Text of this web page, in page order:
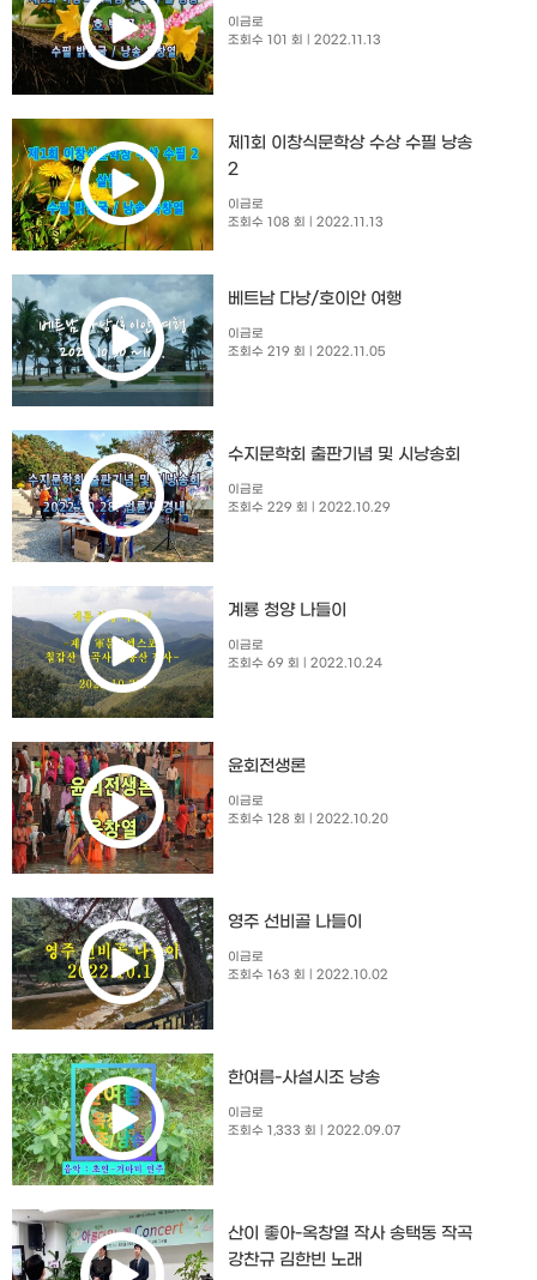
이금로
조회수 101 회
| 2022.11.13
제1회 이창식문학상 수상 수필 낭송
2
이금로
조회수 108 회
| 2022.11.13
베트남 다낭/호이안 여행
이금로
조회수 219 회
| 2022.11.05
수지문학회 출판기념 및 시낭송회​
이금로
조회수 229 회
| 2022.10.29
계룡 청양 나들이
이금로
조회수 69 회
| 2022.10.24
윤회전생론
이금로
조회수 128 회
| 2022.10.20
영주 선비골 나들이
이금로
조회수 163 회
| 2022.10.02
한여름-사설시조 낭송
이금로
조회수 1,333 회
| 2022.09.07
산이 좋아-옥창열 작사 송택동 작곡
강찬규 김한빈 노래